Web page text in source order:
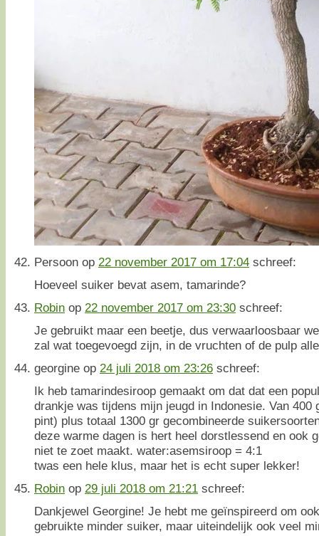
Persoon op 22 november 2017 om 17:04 schreef:
Hoeveel suiker bevat asem, tamarinde?
Robin op 22 november 2017 om 23:30 schreef:
Je gebruikt maar een beetje, dus verwaarloosbaar
zal wat toegevoegd zijn, in de vruchten of de pulp
georgine op 24 juli 2018 om 23:26 schreef:
Ik heb tamarindesiroop gemaakt om dat dat een
drankje was tijdens mijn jeugd in Indonesie. Van 400
pint) plus totaal 1300 gr gecombineerde
deze warme dagen is hert heel dorstlessend en ook
niet te zoet maakt. water:asemsiroop = 4:1
twas een hele klus, maar het is echt super lekker!
Robin op 29 juli 2018 om 21:21 schreef:
Dankjewel Georgine! Je hebt me geïnspireerd om
gebruikte minder suiker, maar uiteindelijk ook veel